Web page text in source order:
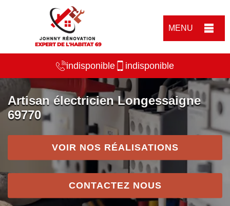
MENU
indisponible indisponible
Artisan électricien Longessaigne
69770
VOIR NOS RÉALISATIONS
CONTACTEZ NOUS